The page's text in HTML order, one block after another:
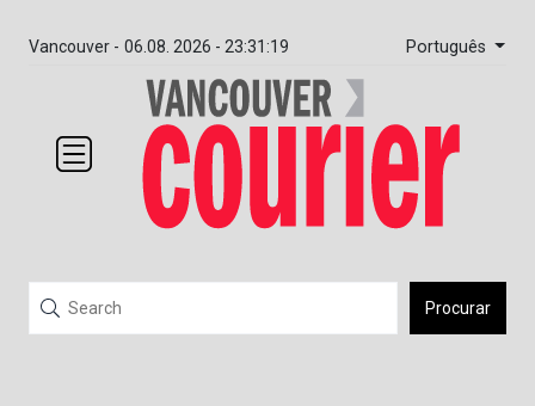
Vancouver - 06.08. 2026 - 23:31:19 Português
Procurar